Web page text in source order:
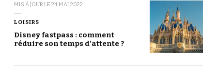
MIS À JOUR LE 24 MAI 2022
LOISIRS
Disney fastpass : comment
réduire son temps d’attente ?